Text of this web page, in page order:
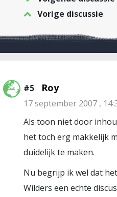
Vorige discussie
#5 Roy
17 september 2007 ,
Als toon niet door
het toch erg makkelijk
duidelijk te maken.
Nu begrijp ik wel dat
Wilders een echte